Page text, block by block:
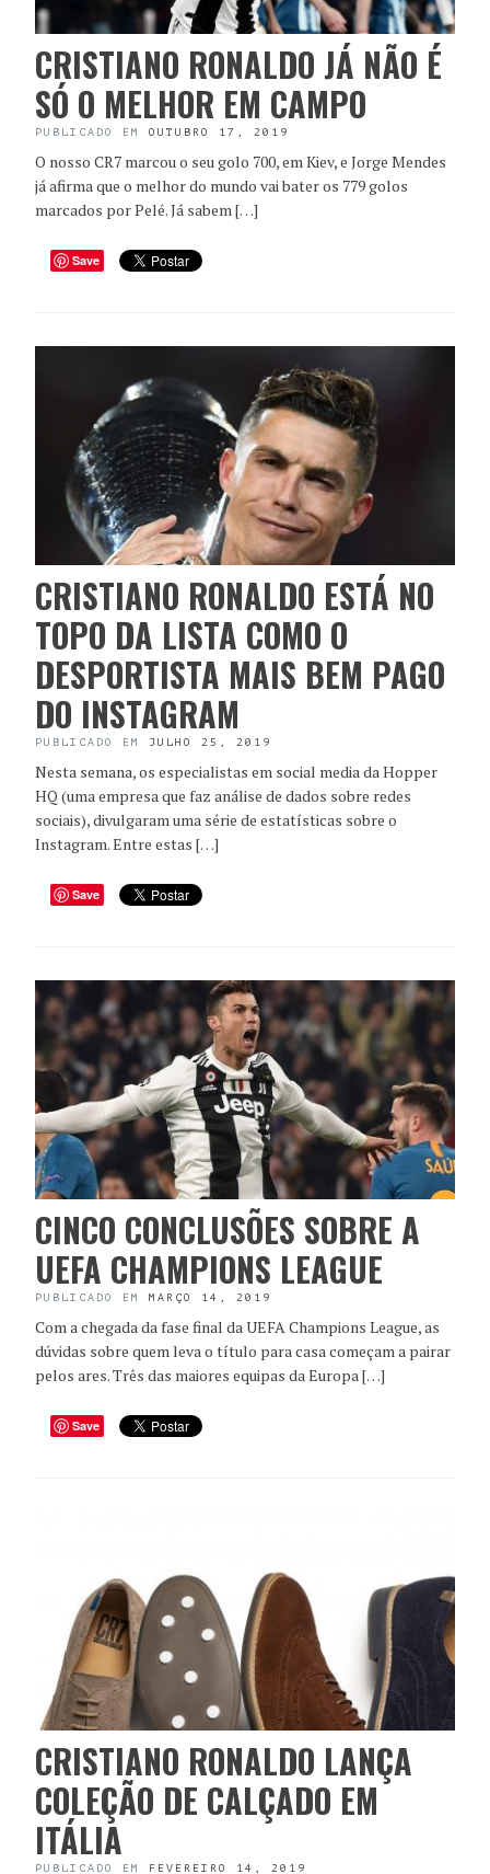
CRISTIANO RONALDO JÁ NÃO É
SÓ O MELHOR EM CAMPO
PUBLICADO EM OUTUBRO 17, 2019
O nosso CR7 marcou o seu golo 700, em Kiev, e Jorge Mendes
já afirma que o melhor do mundo vai bater os 779 golos
marcados por Pelé. Já sabem […]
Save
CRISTIANO RONALDO ESTÁ NO
TOPO DA LISTA COMO O
DESPORTISTA MAIS BEM PAGO
DO INSTAGRAM
PUBLICADO EM JULHO 25, 2019
Nesta semana, os especialistas em social media da Hopper
HQ (uma empresa que faz análise de dados sobre redes
sociais), divulgaram uma série de estatísticas sobre o
Instagram. Entre estas […]
Save
CINCO CONCLUSÕES SOBRE A
UEFA CHAMPIONS LEAGUE
PUBLICADO EM MARÇO 14, 2019
Com a chegada da fase final da UEFA Champions League, as
dúvidas sobre quem leva o título para casa começam a pairar
pelos ares. Três das maiores equipas da Europa […]
Save
CRISTIANO RONALDO LANÇA
COLEÇÃO DE CALÇADO EM
ITÁLIA
PUBLICADO EM FEVEREIRO 14, 2019